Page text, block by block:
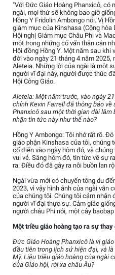
"Với Đức Giáo Hoàng Phanxicô, có
ngài, mọi thứ sẽ không bao giờ
Hồng Y Fridolin Ambongo nói. Vị
giám mục của Kinshasa (Cộng
Hội nghị Giám mục Châu Phi và
một trong những cố vấn thân cận
Hội đồng Hồng Y. Một năm sau khi
đời vào ngày 21 tháng 4 năm
Aleteia. Những lời của ngài là một
người vĩ đại này, người được thúc
Hội Công Giáo.
Aleteia: Một năm trước, vào ngày
chính Kevin Farrell đã thông báo
Phanxicô sau một thời gian dài
nhận tin tức này như thế nào?
Hồng Y Ambongo: Tôi nhớ rất rõ.
giáo phận Kinshasa của tôi, chúng
cổ điển vào ngày hôm đó, và
vui vẻ. Sáng hôm đó, tin tức về sự
ra. Điều đó đã gây ra nỗi buồn lan
Ngài vừa mới có chuyến tông du
2023, vì vậy hình ảnh của ngài vẫn
của chúng tôi. Chúng tôi cảm
người vĩ đại thực sự. Cảm giác
người châu Phi nói, một cây
Một triều giáo hoàng tạo ra sự
Đức Giáo Hoàng Phanxicô là vị
đầu tiên trong lịch sử hiện đại, và
Mỹ. Liệu triều giáo hoàng của ngài
của Giáo hội, rời xa châu Âu?